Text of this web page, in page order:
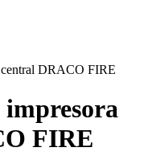
central DRACO FIRE
FIRE